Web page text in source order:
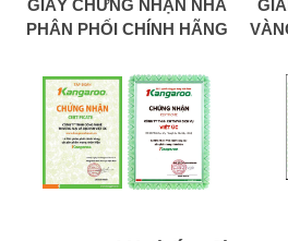
GIẤY CHỨNG NHẬN NHÀ
PHÂN PHỐI CHÍNH HÃNG